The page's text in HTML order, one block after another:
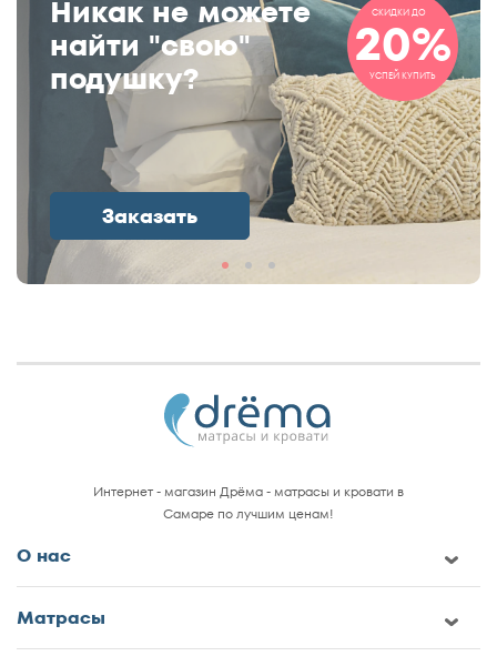
Никак не можете
найти "свою"
подушку?
Заказать
СКИДКИ ДО
20%
УСПЕЙ КУПИТЬ
Интернет - магазин Дрёма - матрасы и кровати в
Самаре по лучшим ценам!
О нас
Матрасы